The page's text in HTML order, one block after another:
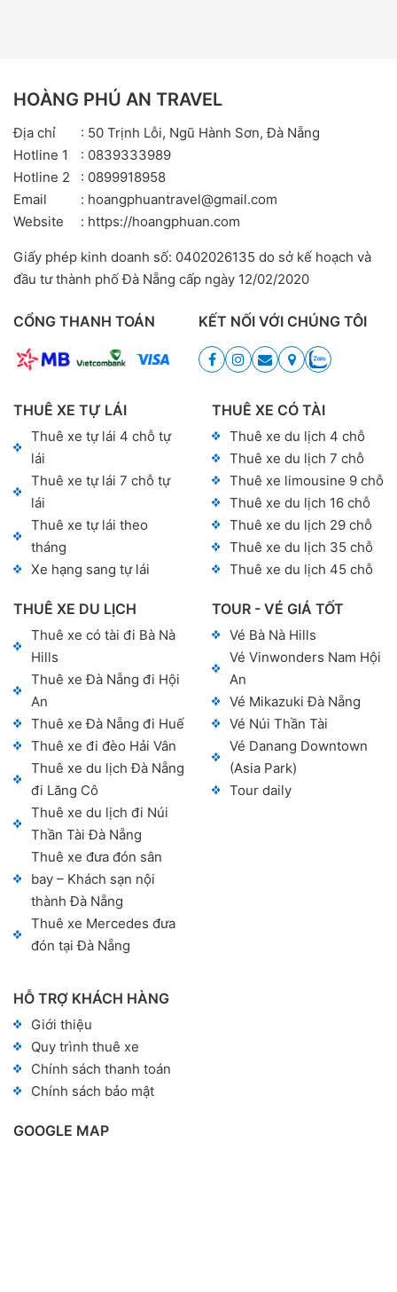
HOÀNG PHÚ AN TRAVEL
Địa chỉ
: 50 Trịnh Lỗi, Ngũ Hành Sơn, Đà Nẵng
Hotline 1
: 0839333989
Hotline 2
: 0899918958
Email
: hoangphuantravel@gmail.com
Website
: https://hoangphuan.com
Giấy phép kinh doanh số: 0402026135 do sở kế hoạch và
đầu tư thành phố Đà Nẵng cấp ngày 12/02/2020
CỔNG THANH TOÁN KẾT NỐI VỚI CHÚNG TÔI
THUÊ XE TỰ LÁI
Thuê xe tự lái 4 chỗ tự
lái
Thuê xe tự lái 7 chỗ tự
lái
Thuê xe tự lái theo
tháng
Xe hạng sang tự lái
THUÊ XE DU LỊCH
Thuê xe có tài đi Bà Nà
Hills
Thuê xe Đà Nẵng đi Hội
An
Thuê xe Đà Nẵng đi Huế
Thuê xe đi đèo Hải Vân
Thuê xe du lịch Đà Nẵng
đi Lăng Cô
Thuê xe du lịch đi Núi
Thần Tài Đà Nẵng
Thuê xe đưa đón sân
bay – Khách sạn nội
thành Đà Nẵng
Thuê xe Mercedes đưa
đón tại Đà Nẵng
THUÊ XE CÓ TÀI
Thuê xe du lịch 4 chỗ
Thuê xe du lịch 7 chỗ
Thuê xe limousine 9 chỗ
Thuê xe du lịch 16 chỗ
Thuê xe du lịch 29 chỗ
Thuê xe du lịch 35 chỗ
Thuê xe du lịch 45 chỗ
TOUR - VÉ GIÁ TỐT
Vé Bà Nà Hills
Vé Vinwonders Nam Hội
An
Vé Mikazuki Đà Nẵng
Vé Núi Thần Tài
Vé Danang Downtown
(Asia Park)
Tour daily
GOOGLE MAP
HỖ TRỢ KHÁCH HÀNG
Giới thiệu
Quy trình thuê xe
Chính sách thanh toán
Chính sách bảo mật